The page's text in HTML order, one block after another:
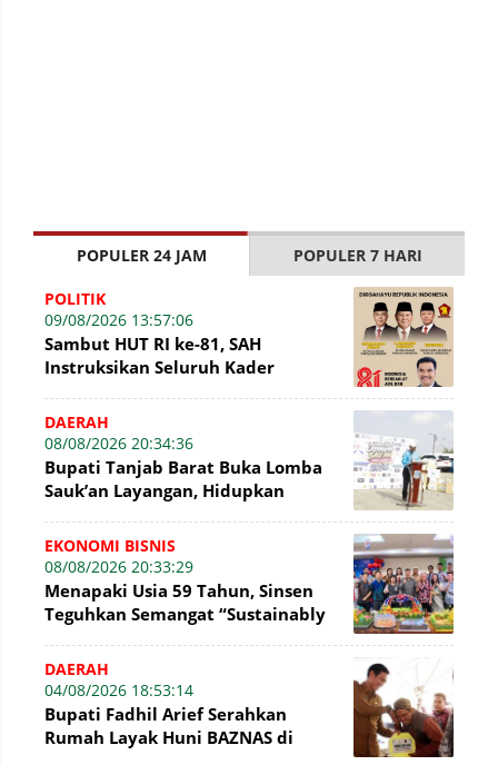
POPULER 24 JAM POPULER 7 HARI
POLITIK
09/08/2026 13:57:06
Sambut HUT RI ke-81, SAH
Instruksikan Seluruh Kader
Merah Putih
DAERAH
08/08/2026 20:34:36
Bupati Tanjab Barat Buka Lomba
Sauk’an Layangan, Hidupkan
WFC ?
EKONOMI BISNIS
08/08/2026 20:33:29
Menapaki Usia 59 Tahun, Sinsen
Teguhkan Semangat “Sustainably
DAERAH
04/08/2026 18:53:14
Bupati Fadhil Arief Serahkan
Rumah Layak Huni BAZNAS di